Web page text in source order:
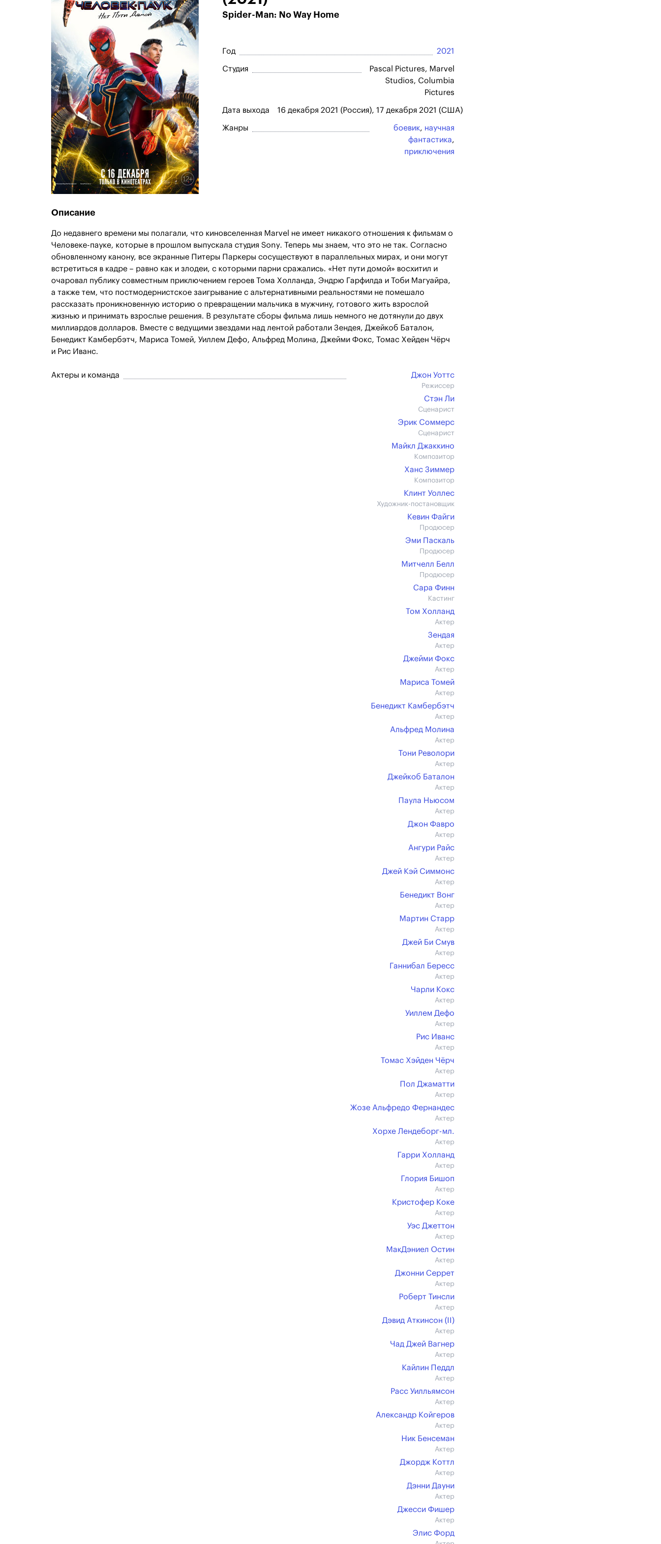
Spider-Man: No Way Home
Год 2021
Студия
Pascal Pictures, Marvel
Studios, Columbia
Pictures
Дата выхода 16 декабря 2021 (Россия), 17 декабря 2021 (США)
Жанры боевик, научная
фантастика,
приключения
Описание
До недавнего времени мы полагали, что киновселенная Marvel не имеет никакого отношения к фильмам о
Человеке-пауке, которые в прошлом выпускала студия Sony. Теперь мы знаем, что это не так. Согласно
обновленному канону, все экранные Питеры Паркеры сосуществуют в параллельных мирах, и они могут
встретиться в кадре – равно как и злодеи, с которыми парни сражались. «Нет пути домой» восхитил и
очаровал публику совместным приключением героев Тома Холланда, Эндрю Гарфилда и Тоби Магуайра,
а также тем, что постмодернистское заигрывание с альтернативными реальностями не помешало
рассказать проникновенную историю о превращении мальчика в мужчину, готового жить взрослой
жизнью и принимать взрослые решения. В результате сборы фильма лишь немного не дотянули до двух
миллиардов долларов. Вместе с ведущими звездами над лентой работали Зендея, Джейкоб Баталон,
Бенедикт Камбербэтч, Мариса Томей, Уиллем Дефо, Альфред Молина, Джейми Фокс, Томас Хейден Чёрч
и Рис Иванс.
Актеры и команда Джон Уоттс
Режиссер
Стэн Ли
Сценарист
Эрик Соммерс
Сценарист
Майкл Джаккино
Композитор
Ханс Зиммер
Композитор
Клинт Уоллес
Художник-постановщик
Кевин Файги
Продюсер
Эми Паскаль
Продюсер
Митчелл Белл
Продюсер
Сара Финн
Кастинг
Том Холланд
Актер
Зендая
Актер
Джейми Фокс
Актер
Мариса Томей
Актер
Бенедикт Камбербэтч
Актер
Альфред Молина
Актер
Тони Револори
Актер
Джейкоб Баталон
Актер
Паула Ньюсом
Актер
Джон Фавро
Актер
Ангури Райс
Актер
Джей Кэй Симмонс
Актер
Бенедикт Вонг
Актер
Мартин Старр
Актер
Джей Би Смув
Актер
Ганнибал Бересс
Актер
Чарли Кокс
Актер
Уиллем Дефо
Актер
Рис Иванс
Актер
Томас Хэйден Чёрч
Актер
Пол Джаматти
Актер
Жозе Альфредо Фернандес
Актер
Хорхе Лендеборг-мл.
Актер
Гарри Холланд
Актер
Глория Бишоп
Актер
Кристофер Коке
Актер
Уэс Джеттон
Актер
МакДэниел Остин
Актер
Джонни Серрет
Актер
Роберт Тинсли
Актер
Дэвид Аткинсон (II)
Актер
Чад Джей Вагнер
Актер
Кайлин Педдл
Актер
Расс Уилльямсон
Актер
Александр Койгеров
Актер
Ник Бенсеман
Актер
Джордж Коттл
Актер
Дэнни Дауни
Актер
Джесси Фишер
Актер
Элис Форд